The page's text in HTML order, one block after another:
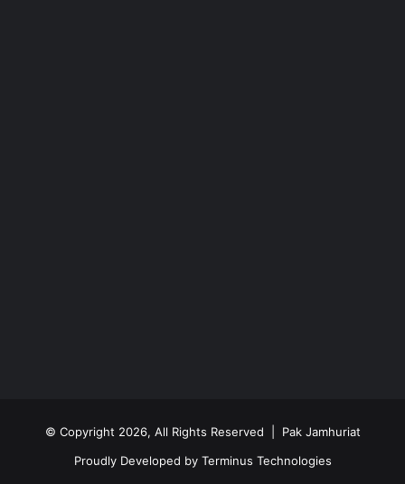
© Copyright 2026, All Rights Reserved | Pak Jamhuriat
Proudly Developed by Terminus Technologies